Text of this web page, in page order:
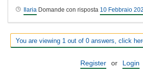
Ilaria Domande con risposta 10 Febbraio
You are viewing 1 out of 0 answers, click
Register or Login